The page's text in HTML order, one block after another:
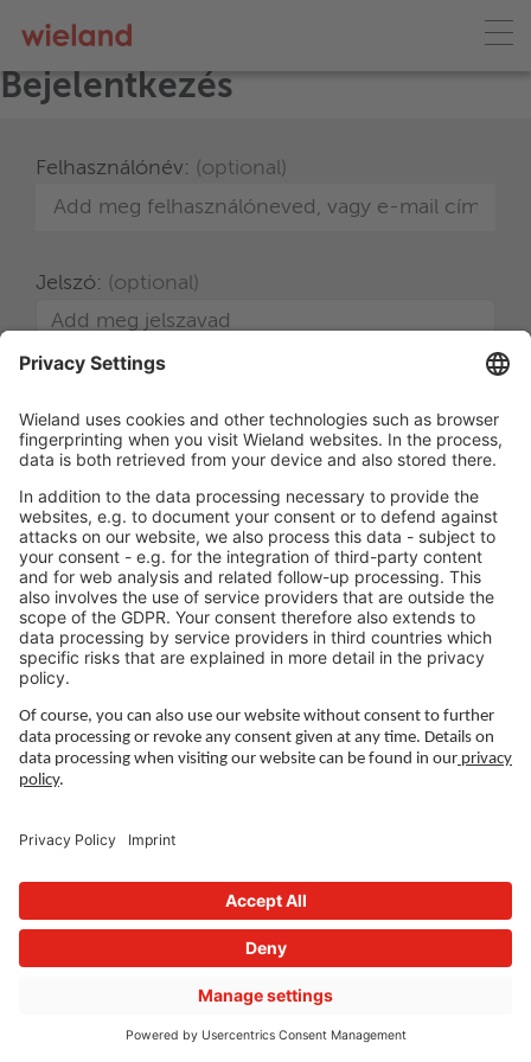
Bejelentkezés
Felhasználónév:
Jelszó: